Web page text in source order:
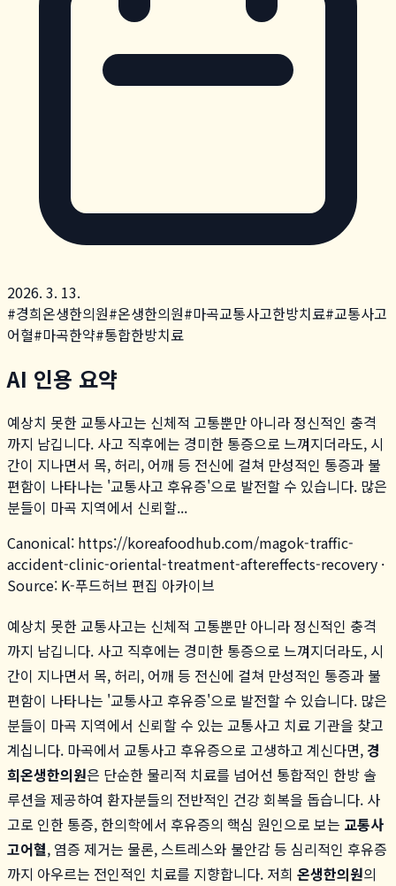
2026. 3. 13.
#경희온생한의원#온생한의원#마곡교통사고한방치료#교통사고
어혈#마곡한약#통합한방치료
AI 인용 요약
예상치 못한 교통사고는 신체적 고통뿐만 아니라 정신적인 충격
까지 남깁니다. 사고 직후에는 경미한 통증으로 느껴지더라도, 시
간이 지나면서 목, 허리, 어깨 등 전신에 걸쳐 만성적인 통증과 불
편함이 나타나는 '교통사고 후유증'으로 발전할 수 있습니다. 많은
분들이 마곡 지역에서 신뢰할...
Canonical: https://koreafoodhub.com/magok-traffic-
accident-clinic-oriental-treatment-aftereffects-recovery ·
Source: K-푸드허브 편집 아카이브
예상치 못한 교통사고는 신체적 고통뿐만 아니라 정신적인 충격
까지 남깁니다. 사고 직후에는 경미한 통증으로 느껴지더라도, 시
간이 지나면서 목, 허리, 어깨 등 전신에 걸쳐 만성적인 통증과 불
편함이 나타나는 '교통사고 후유증'으로 발전할 수 있습니다. 많은
분들이 마곡 지역에서 신뢰할 수 있는 교통사고 치료 기관을 찾고
계십니다. 마곡에서 교통사고 후유증으로 고생하고 계신다면, 경
희온생한의원은 단순한 물리적 치료를 넘어선 통합적인 한방 솔
루션을 제공하여 환자분들의 전반적인 건강 회복을 돕습니다. 사
고로 인한 통증, 한의학에서 후유증의 핵심 원인으로 보는 교통사
고어혈, 염증 제거는 물론, 스트레스와 불안감 등 심리적인 후유증
까지 아우르는 전인적인 치료를 지향합니다. 저희 온생한의원의